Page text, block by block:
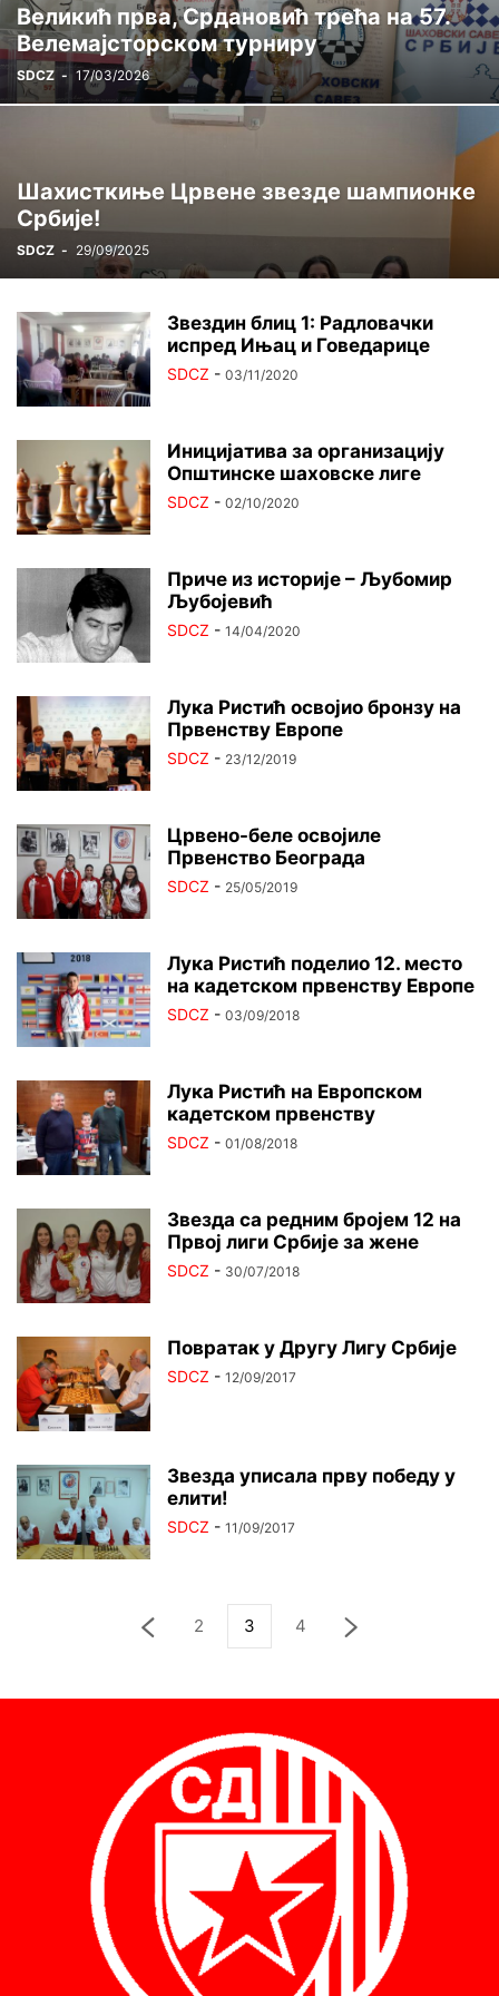
ЦРВЕНА ЗВЕЗДА ГИНИС ЏУДО ШАХ
Великић прва, Срдановић трећа на 57.
Велемајсторском турниру
SDCZ - 17/03/2026
Шахисткиње Црвене звезде шампионке
Србије!
SDCZ - 29/09/2025
Звездин блиц 1: Радловачки
испред Ињац и Говедарице
SDCZ - 03/11/2020
Иницијатива за организацију
Општинске шаховске лиге
SDCZ - 02/10/2020
Приче из историје – Љубомир
Љубојевић
SDCZ - 14/04/2020
Лука Ристић освојио бронзу на
Првенству Европе
SDCZ - 23/12/2019
Црвено-беле освојиле
Првенство Београда
SDCZ - 25/05/2019
Лука Ристић поделио 12. место
на кадетском првенству Европе
SDCZ - 03/09/2018
Лука Ристић на Европском
кадетском првенству
SDCZ - 01/08/2018
Звезда са редним бројем 12 на
Првој лиги Србије за жене
SDCZ - 30/07/2018
Повратак у Другу Лигу Србије
SDCZ - 12/09/2017
Звезда уписала прву победу у
елити!
SDCZ - 11/09/2017
2 3 4